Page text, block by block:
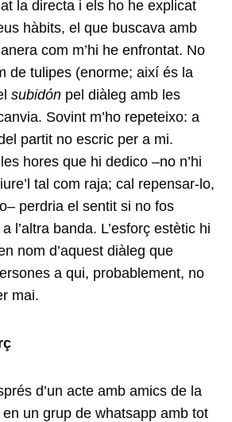
la directa i els ho he explicat
hàbits, el que buscava amb
com m’hi he enfrontat. No
de tulipes (enorme; així és la
subidón pel diàleg amb les
Sovint m’ho repeteixo: a
partit no escric per a mi.
hores que hi dedico –no n’hi
tal com raja; cal repensar-lo,
perdria el sentit si no fos
l’altra banda. L’esforç estètic hi
nom d’aquest diàleg que
a qui, probablement, no
mai.
d’un acte amb amics de la
un grup de whatsapp amb tot